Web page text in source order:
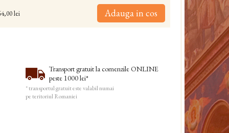
lei Adauga in cos
Transport gratuit la comenzile ONLINE
peste 1000 lei*
* transportul gratuit este valabil numai
pe teritoriul Romaniei